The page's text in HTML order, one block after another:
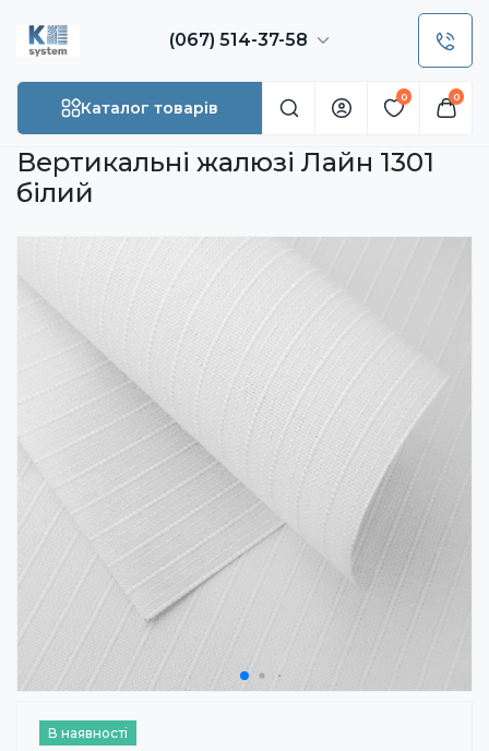
(067) 514-37-58
Каталог товарів
0 0
Вертикальні жалюзі Лайн 1301
білий
В наявності